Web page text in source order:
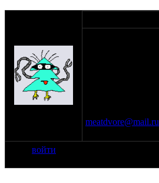
meatdvore@mail.ru
войти